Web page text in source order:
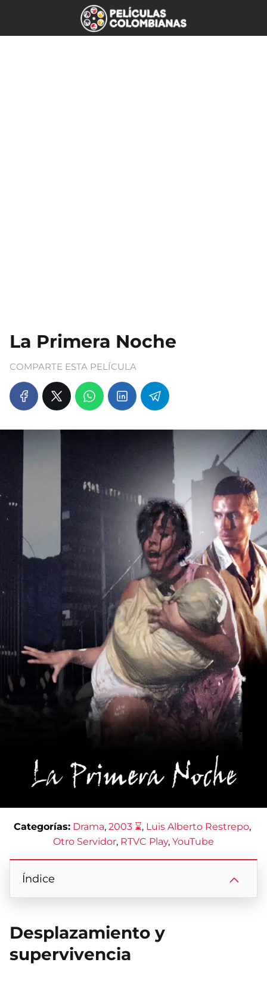
La Primera Noche
COMPARTE ESTA PELÍCULA
Categorías: Drama, 2003 ⌛, Luis Alberto Restrepo
Otro Servidor, RTVC Play, YouTube
Índice
Desplazamiento y
supervivencia